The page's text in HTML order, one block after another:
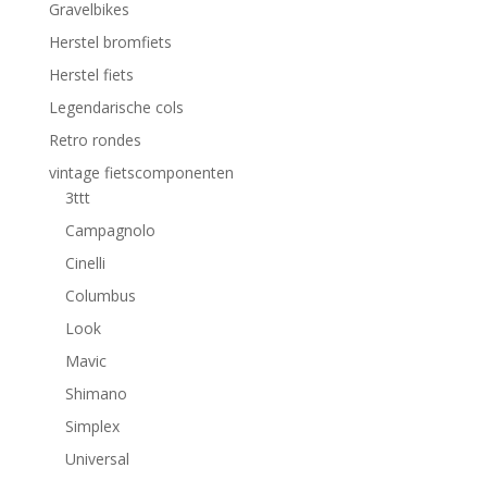
Gravelbikes
Herstel bromfiets
Herstel fiets
Legendarische cols
Retro rondes
vintage fietscomponenten
3ttt
Campagnolo
Cinelli
Columbus
Look
Mavic
Shimano
Simplex
Universal